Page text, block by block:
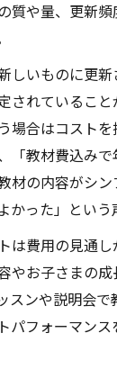
質や量、更新
しいものに更新
されているこ
場合はコスト
「教材費込み
材の内容がシン
かった」という
は費用の見通
やお子さまの
スンや説明会
パフォーマン